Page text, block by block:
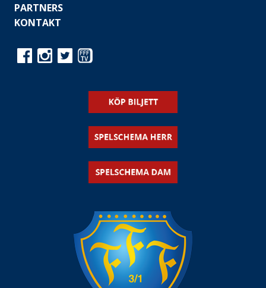
PARTNERS
KONTAKT